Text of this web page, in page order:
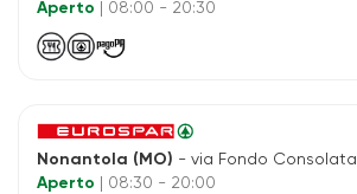
Aperto
| 08:00 - 20:30
Nonantola (MO) - via Fondo Consolata
Aperto
| 08:30 - 20:00